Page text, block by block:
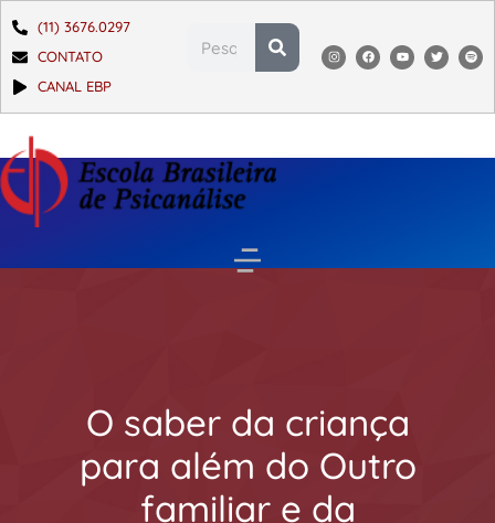
(11) 3676.0297
CONTATO
CANAL EBP
O saber da criança
para além do Outro
familiar e da